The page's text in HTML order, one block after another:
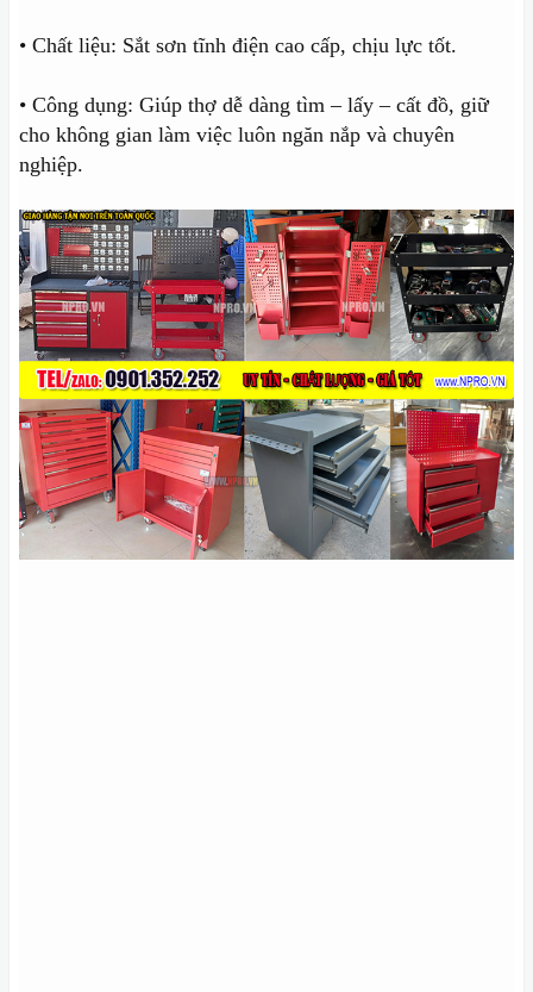
• Chất liệu: Sắt sơn tĩnh điện cao cấp, chịu lực tốt.
• Công dụng: Giúp thợ dễ dàng tìm – lấy – cất đồ, giữ
cho không gian làm việc luôn ngăn nắp và chuyên
nghiệp.